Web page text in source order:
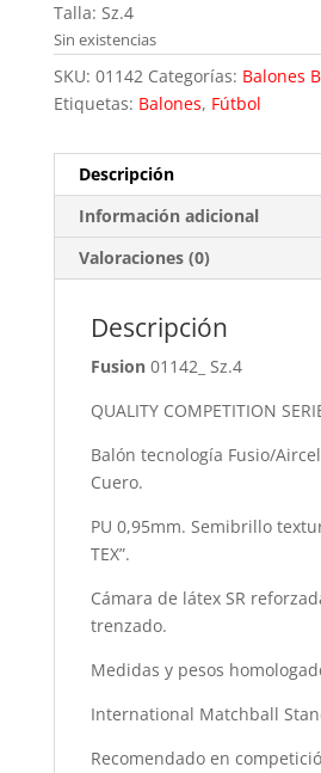
Talla: Sz.4
Sin existencias
SKU: 01142 Categorías: Balones
Etiquetas: Balones, Fútbol
Descripción
Información adicional
Valoraciones (0)
Descripción
Fusion01142_ Sz.4
QUALITY COMPETITION
Balón tecnología Fusio/
Cuero.
PU 0,95mm. Semibrillo
TEX”.
Cámara de látex SR
trenzado.
Medidas y pesos
International Matchball
Recomendado en